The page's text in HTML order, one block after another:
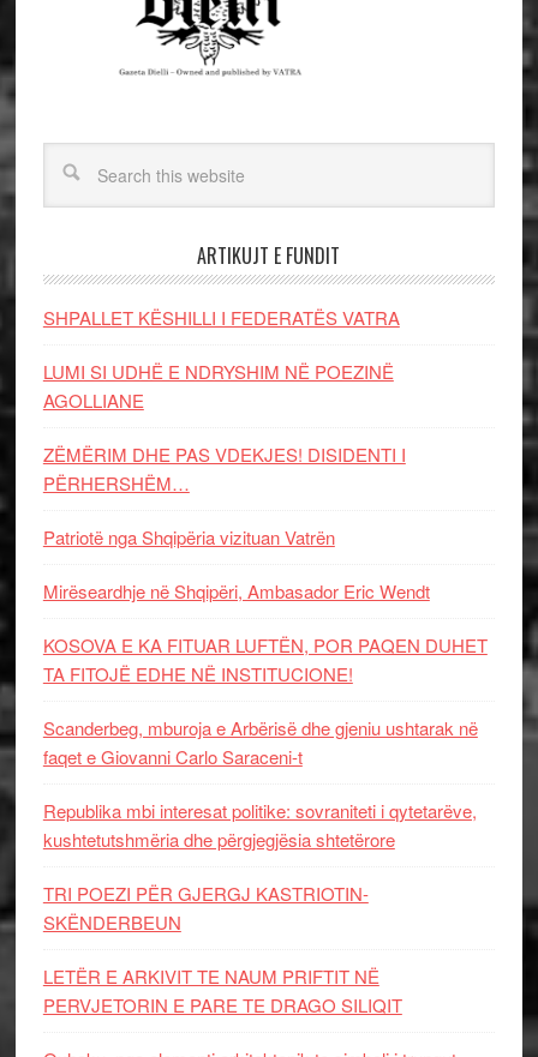
ARTIKUJT E FUNDIT
SHPALLET KËSHILLI I FEDERATËS VATRA
LUMI SI UDHË E NDRYSHIM NË POEZINË
AGOLLIANE
ZËMËRIM DHE PAS VDEKJES! DISIDENTI I
PËRHERSHËM…
Patriotë nga Shqipëria vizituan Vatrën
Mirëseardhje në Shqipëri, Ambasador Eric Wendt
KOSOVA E KA FITUAR LUFTËN, POR PAQEN DUHET
TA FITOJË EDHE NË INSTITUCIONE!
Scanderbeg, mburoja e Arbërisë dhe gjeniu ushtarak në
faqet e Giovanni Carlo Saraceni-t
Republika mbi interesat politike: sovraniteti i qytetarëve,
kushtetutshmëria dhe përgjegjësia shtetërore
TRI POEZI PËR GJERGJ KASTRIOTIN-
SKËNDERBEUN
LETËR E ARKIVIT TE NAUM PRIFTIT NË
PERVJETORIN E PARE TE DRAGO SILIQIT